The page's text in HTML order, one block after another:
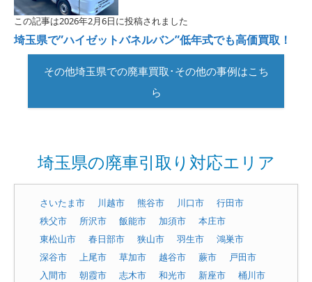
この記事は2026年2月6日に投稿されました
埼玉県で”ハイゼットバネルバン”低年式でも高価買取！
その他埼玉県での廃車買取･その他の事例はこち
ら
埼玉県の廃車引取り対応エリア
さいたま市 川越市 熊谷市 川口市
行田市
秩父市
所沢市 飯能市 加須市
本庄市
東松山市
春日部市 狭山市 羽生市
鴻巣市
深谷市
上尾市 草加市 越谷市 蕨市
戸田市
入間市
朝霞市 志木市 和光市 新座市
桶川市